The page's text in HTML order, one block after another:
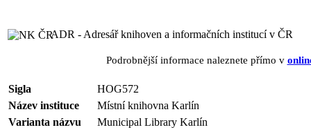
ADR - Adresář knihoven a informačních institucí v ČR
Podrobnější informace naleznete přímo v
Sigla
HOG572
Název instituce
Místní knihovna Karlín
Varianta názvu
Municipal Library Karlín